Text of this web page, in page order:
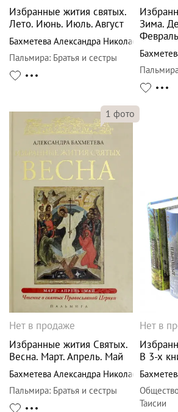
Избранные жития святых.
Лето. Июнь. Июль. Август
Бахметева Александра Николаевна
Пальмира: Братья и сестры
Зима.
Февраль
1 фото
Нет в продаже
Избранные жития Святых.
Весна. Март. Апрель. Май
Бахметева Александра Николаевна
Пальмира: Братья и сестры
Нет в
В 3-х
Таисии